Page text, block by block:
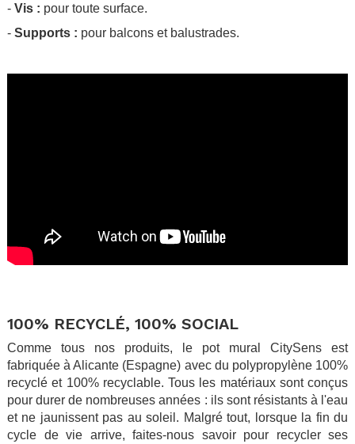
- Vis : pour toute surface.
- Supports : pour balcons et balustrades.
100% RECYCLÉ, 100% SOCIAL
Comme tous nos produits, le pot mural CitySens est
fabriquée à Alicante (Espagne) avec du polypropylène 100%
recyclé et 100% recyclable. Tous les matériaux sont conçus
pour durer de nombreuses années : ils sont résistants à l'eau
et ne jaunissent pas au soleil. Malgré tout, lorsque la fin du
cycle de vie arrive, faites-nous savoir pour recycler ses